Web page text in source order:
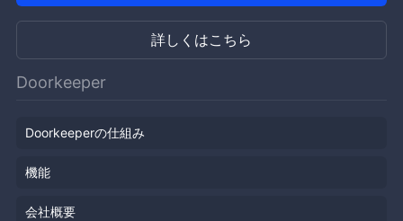
詳しくはこちら
Doorkeeper
Doorkeeperの仕組み
機能
会社概要